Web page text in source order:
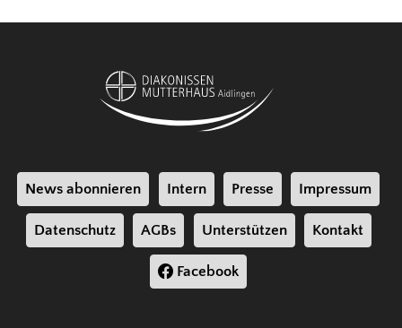
News abonnieren Intern Presse Impressum
Datenschutz AGBs Unterstützen Kontakt
Facebook